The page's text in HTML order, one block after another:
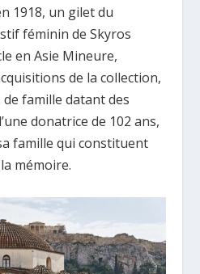
1918, un gilet du
féminin de Skyros
en Asie Mineure,
de la collection,
de famille datant des
donatrice de 102 ans,
famille qui constituent
mémoire.